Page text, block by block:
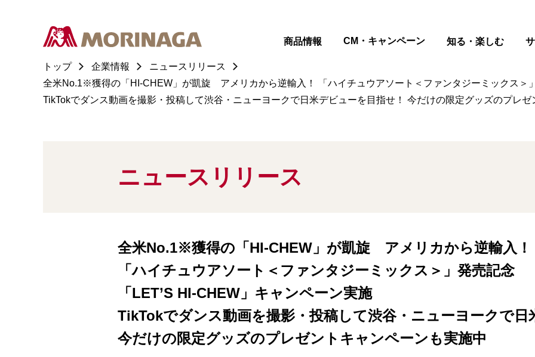
商品情報 CM・キャンペーン 知る・楽しむ
トップ 企業情報
ニュースリリース
全米No.1※獲得の「HI-CHEW」が凱旋 アメリカから逆輸入！ 「ハイチュウアソート＜ファンタジーミックス＞
TikTokでダンス動画を撮影・投稿して渋谷・ニューヨークで日米デビューを目指せ！ 今だけの限定グッズのプレ
ニュースリリース
全米No.1※獲得の「HI-CHEW」が凱旋 アメリカから逆輸入！
「ハイチュウアソート＜ファンタジーミックス＞」発売記念
「LET’S HI-CHEW」キャンペーン実施
TikTokでダンス動画を撮影・投稿して渋谷・ニューヨークで日
今だけの限定グッズのプレゼントキャンペーンも実施中